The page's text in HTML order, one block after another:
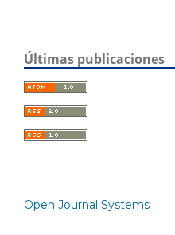
Últimas publicaciones
Open Journal Systems